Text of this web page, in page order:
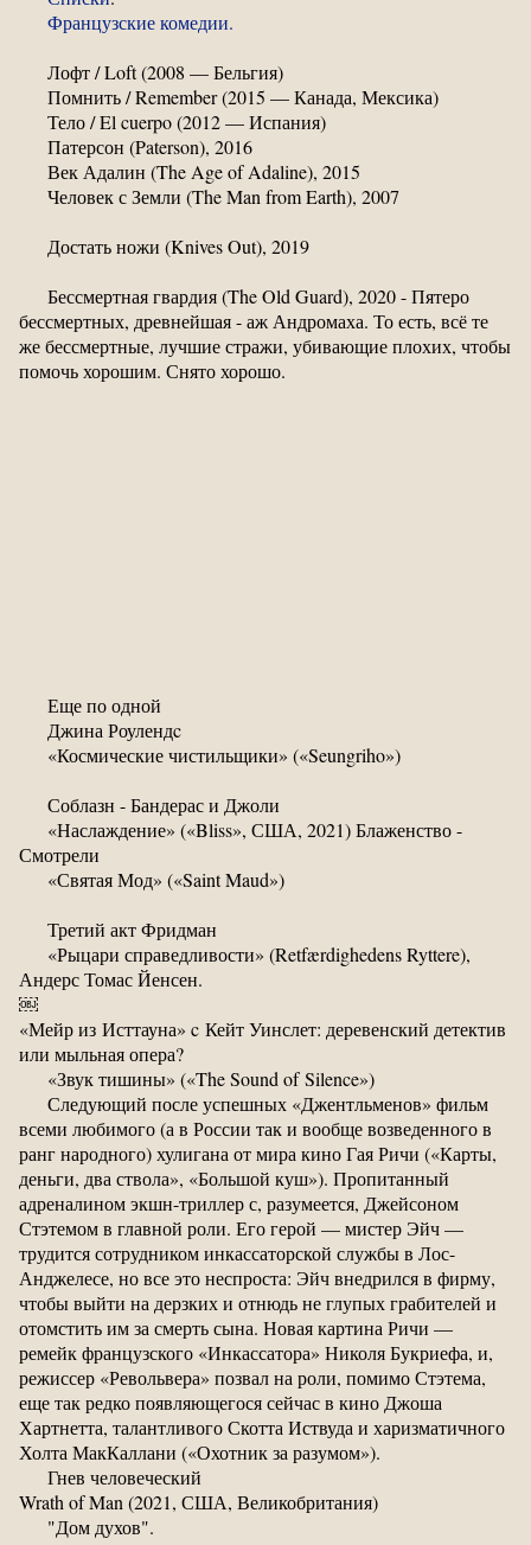
Французские комедии.
Лофт / Loft (2008 — Бельгия)
Помнить / Remember (2015 — Канада, Мексика)
Тело / El cuerpo (2012 — Испания)
Патерсон (Paterson), 2016
Век Адалин (The Age of Adaline), 2015
Человек с Земли (The Man from Earth), 2007
Достать ножи (Knives Out), 2019
Бессмертная гвардия (The Old Guard), 2020 - Пятеро
бессмертных, древнейшая - аж Андромаха. То есть, всё те
же бессмертные, лучшие стражи, убивающие плохих, чтобы
помочь хорошим. Снято хорошо.
Еще по одной
Джина Роулендc
«Космические чистильщики» («Seungriho»)
Соблазн - Бандерас и Джоли
«Наслаждение» («Bliss», США, 2021) Блаженство -
Смотрели
«Святая Мод» («Saint Maud»)
Третий акт Фридман
«Рыцари справедливости» (Retfærdighedens Ryttere),
Андерс Томас Йенсен.
￼
«Мейр из Исттауна» c Кейт Уинслет: деревенский детектив
или мыльная опера?
«Звук тишины» («The Sound of Silence»)
Следующий после успешных «Джентльменов» фильм
всеми любимого (а в России так и вообще возведенного в
ранг народного) хулигана от мира кино Гая Ричи («Карты,
деньги, два ствола», «Большой куш»). Пропитанный
адреналином экшн-триллер с, разумеется, Джейсоном
Стэтемом в главной роли. Его герой — мистер Эйч —
трудится сотрудником инкассаторской службы в Лос-
Анджелесе, но все это неспроста: Эйч внедрился в фирму,
чтобы выйти на дерзких и отнюдь не глупых грабителей и
отомстить им за смерть сына. Новая картина Ричи —
ремейк французского «Инкассатора» Николя Букриефа, и,
режиссер «Револьвера» позвал на роли, помимо Стэтема,
еще так редко появляющегося сейчас в кино Джоша
Хартнетта, талантливого Скотта Иствуда и харизматичного
Холта МакКаллани («Охотник за разумом»).
Гнев человеческий
Wrath of Man (2021, США, Великобритания)
"Дом духов".